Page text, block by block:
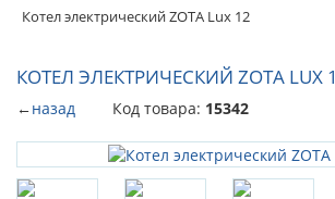
Котел электрический ZOTA Lux 12
КОТЕЛ ЭЛЕКТРИЧЕСКИЙ ZOTA LUX
←назад Код товара: 15342